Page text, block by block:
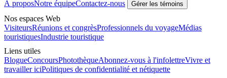
À proposNotre équipeContactez-nous Gérer les témoins
Nos espaces Web
VisiteursRéunions et congrèsProfessionnels du voyageMédias
touristiquesIndustrie touristique
Liens utiles
BlogueConcoursPhotothèqueAbonnez-vous à l'infolettreVivre et
travailler iciPolitiques de confidentialité et nétiquette